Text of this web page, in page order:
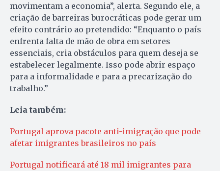
movimentam a economia”, alerta. Segundo ele, a
criação de barreiras burocráticas pode gerar um
efeito contrário ao pretendido: “Enquanto o país
enfrenta falta de mão de obra em setores
essenciais, cria obstáculos para quem deseja se
estabelecer legalmente. Isso pode abrir espaço
para a informalidade e para a precarização do
trabalho.”
Leia também:
Portugal aprova pacote anti-imigração que pode
afetar imigrantes brasileiros no país
Portugal notificará até 18 mil imigrantes para